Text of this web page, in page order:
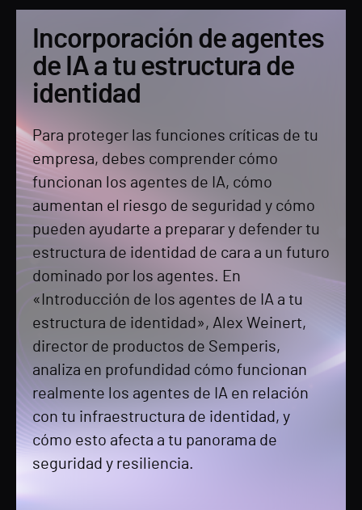
Incorporación de agentes
de IA a tu estructura de
identidad
Para proteger las funciones críticas de tu
empresa, debes comprender cómo
funcionan los agentes de IA, cómo
aumentan el riesgo de seguridad y cómo
pueden ayudarte a preparar y defender tu
estructura de identidad de cara a un futuro
dominado por los agentes. En
«Introducción de los agentes de IA a tu
estructura de identidad», Alex Weinert,
director de productos de Semperis,
analiza en profundidad cómo funcionan
realmente los agentes de IA en relación
con tu infraestructura de identidad, y
cómo esto afecta a tu panorama de
seguridad y resiliencia.